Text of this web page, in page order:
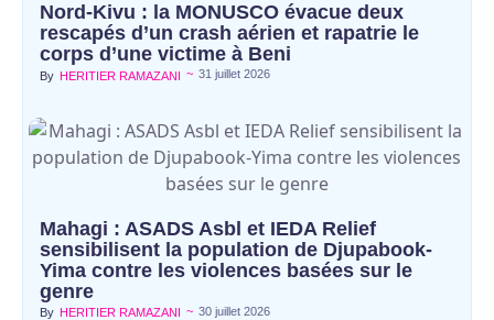
Nord-Kivu : la MONUSCO évacue deux
rescapés d’un crash aérien et rapatrie le
corps d’une victime à Beni
By HERITIER RAMAZANI ~ 31 juillet 2026
Mahagi : ASADS Asbl et IEDA Relief
sensibilisent la population de Djupabook-
Yima contre les violences basées sur le
genre
By HERITIER RAMAZANI ~ 30 juillet 2026